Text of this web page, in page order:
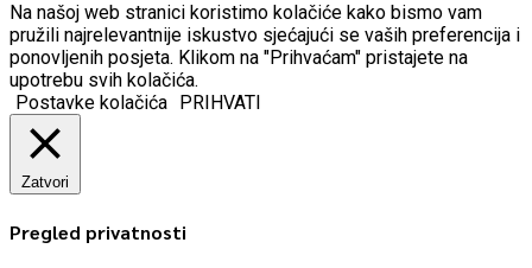
Na našoj web stranici koristimo kolačiće kako bismo vam
pružili najrelevantnije iskustvo sjećajući se vaših preferencija i
ponovljenih posjeta. Klikom na "Prihvaćam" pristajete na
upotrebu svih kolačića.
Postavke kolačića
PRIHVATI
Zatvori
Pregled privatnosti